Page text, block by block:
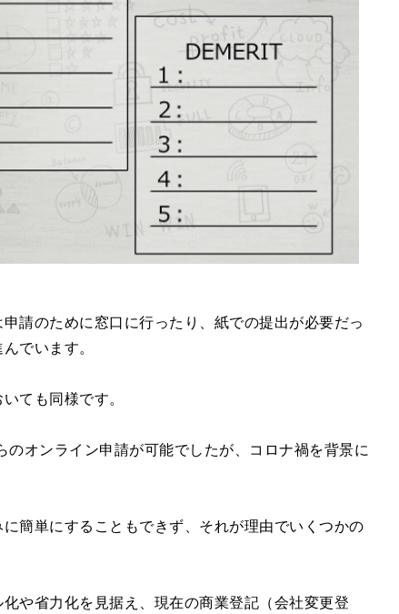
請のために窓口に行ったり、紙での提出が必要だっ
でいます。
ても同様です。
オンライン申請が可能でしたが、コロナ禍を背景に
簡単にすることもできず、それが理由でいくつかの
や省力化を見据え、現在の商業登記（会社変更登